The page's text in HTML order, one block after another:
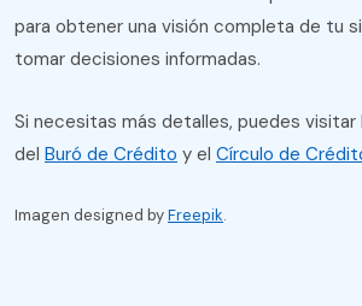
para obtener una visión completa de tu
tomar decisiones informadas.
Si necesitas más detalles, puedes
del Buró de Crédito y el Círculo de
Imagen designed byFreepik.